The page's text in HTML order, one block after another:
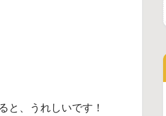
と、うれしいです！